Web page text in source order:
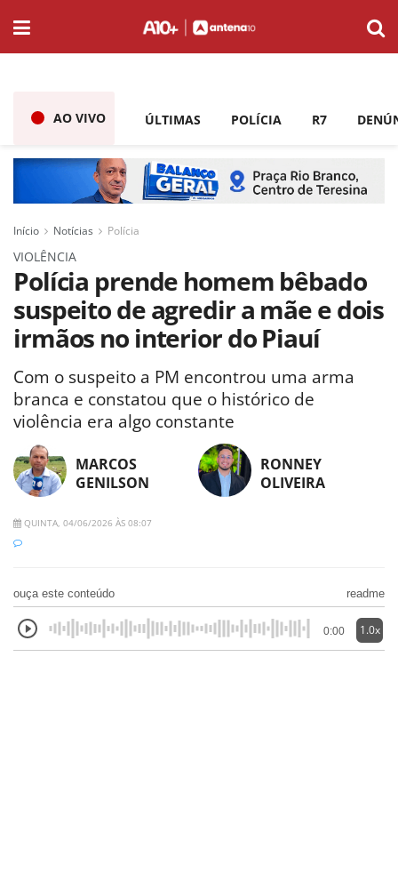
AO VIVO ÚLTIMAS POLÍCIA R7
Início Notícias Polícia
VIOLÊNCIA
Polícia prende homem bêbado
suspeito de agredir a mãe e dois
irmãos no interior do Piauí
Com o suspeito a PM encontrou uma arma
branca e constatou que o histórico de
violência era algo constante
MARCOS
GENILSON
RONNEY
OLIVEIRA
QUINTA, 04/06/2026 ÀS 08:07
ouça este conteúdo readme
0:00 1.0x